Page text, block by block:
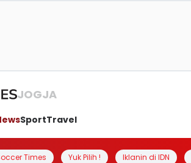
JOGJA
SportTravel
Times Yuk Pilih ! Iklanin di IDN